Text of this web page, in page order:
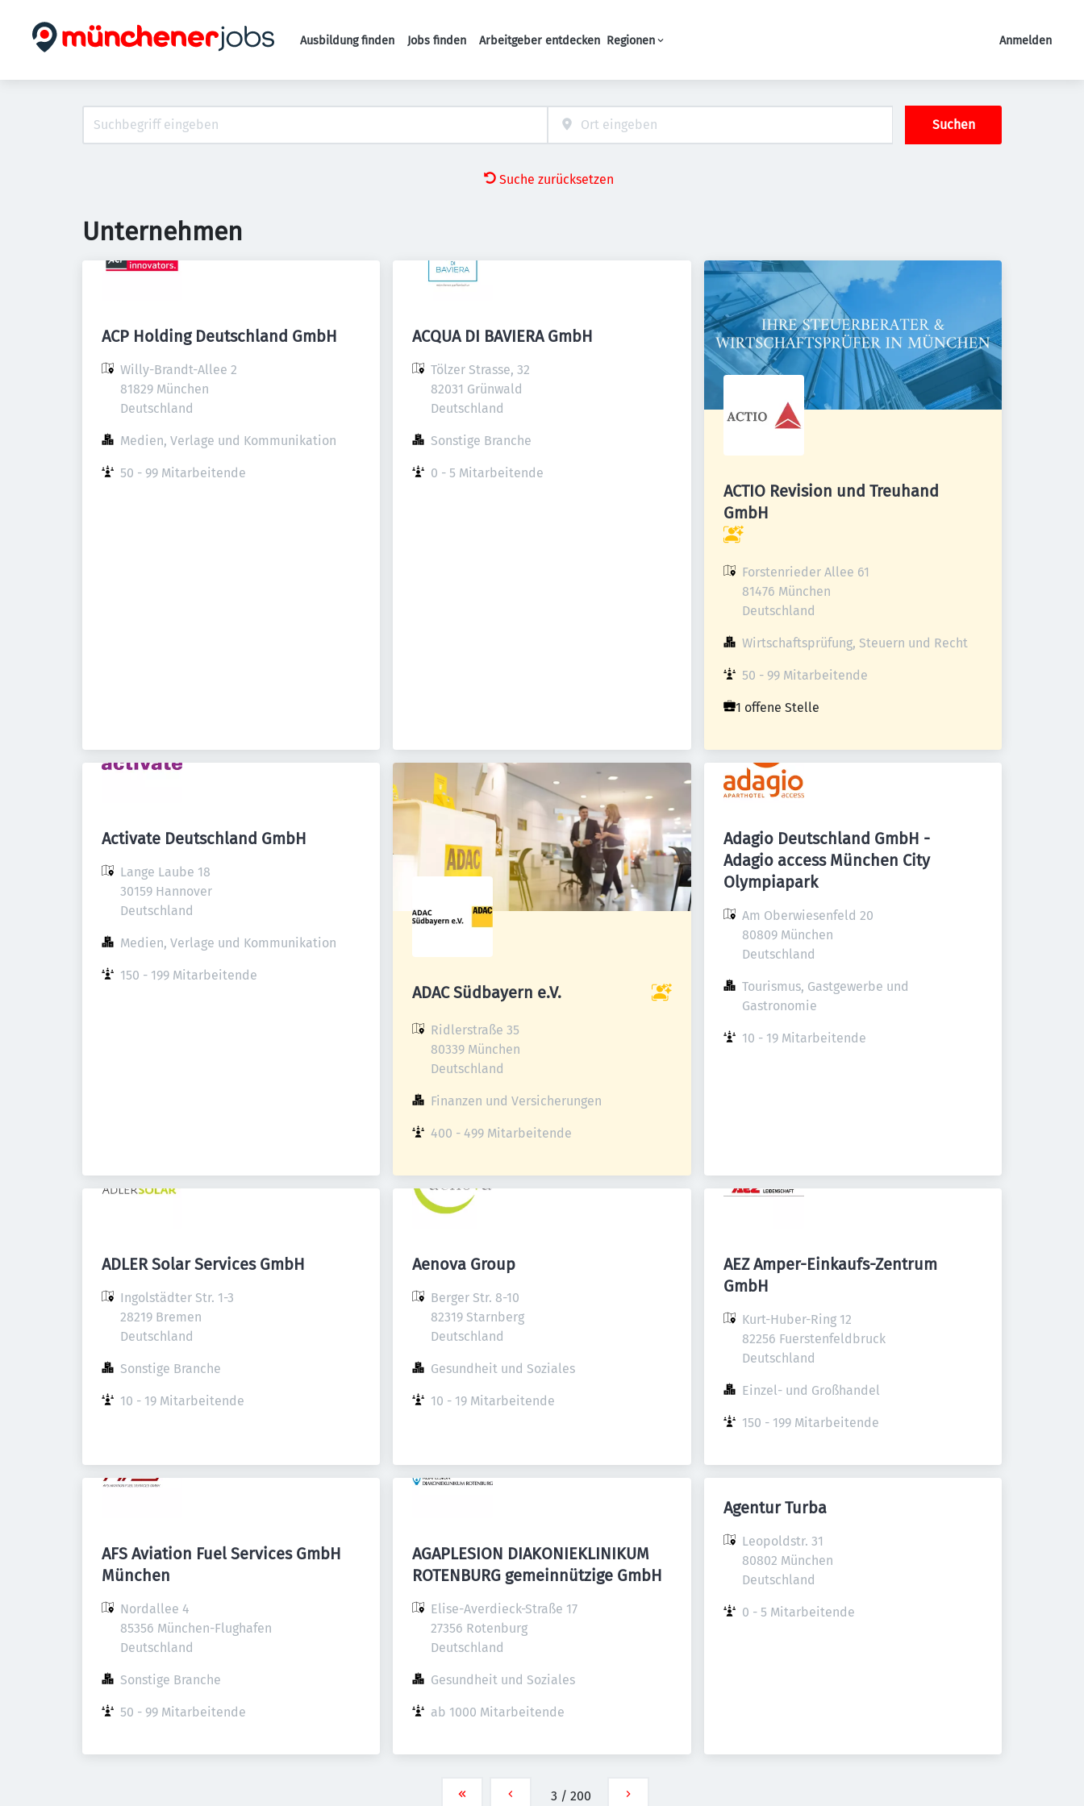
Haupt-Navigation
Ausbildung finden Jobs finden Arbeitgeber entdecken Regionen Anmelden
Suchen
Suche zurücksetzen
Unternehmen
ACP Holding Deutschland GmbH
Willy-Brandt-Allee 2
81829 München
Deutschland
Medien, Verlage und Kommunikation
50 - 99 Mitarbeitende
ACQUA DI BAVIERA GmbH
Tölzer Strasse, 32
82031 Grünwald
Deutschland
Sonstige Branche
0 - 5 Mitarbeitende
ACTIO Revision und Treuhand
GmbH
Forstenrieder Allee 61
81476 München
Deutschland
Wirtschaftsprüfung, Steuern und Recht
50 - 99 Mitarbeitende
1 offene Stelle
Activate Deutschland GmbH
Lange Laube 18
30159 Hannover
Deutschland
Medien, Verlage und Kommunikation
150 - 199 Mitarbeitende
ADAC Südbayern e.V.
Ridlerstraße 35
80339 München
Deutschland
Finanzen und Versicherungen
400 - 499 Mitarbeitende
Adagio Deutschland GmbH -
Adagio access München City
Olympiapark
Am Oberwiesenfeld 20
80809 München
Deutschland
Tourismus, Gastgewerbe und
Gastronomie
10 - 19 Mitarbeitende
ADLER Solar Services GmbH
Ingolstädter Str. 1-3
28219 Bremen
Deutschland
Sonstige Branche
10 - 19 Mitarbeitende
Aenova Group
Berger Str. 8-10
82319 Starnberg
Deutschland
Gesundheit und Soziales
10 - 19 Mitarbeitende
AEZ Amper-Einkaufs-Zentrum
GmbH
Kurt-Huber-Ring 12
82256 Fuerstenfeldbruck
Deutschland
Einzel- und Großhandel
150 - 199 Mitarbeitende
AFS Aviation Fuel Services GmbH
München
Nordallee 4
85356 München-Flughafen
Deutschland
Sonstige Branche
50 - 99 Mitarbeitende
AGAPLESION DIAKONIEKLINIKUM
ROTENBURG gemeinnützige GmbH
Elise-Averdieck-Straße 17
27356 Rotenburg
Deutschland
Gesundheit und Soziales
ab 1000 Mitarbeitende
Agentur Turba
Leopoldstr. 31
80802 München
Deutschland
0 - 5 Mitarbeitende
3 / 200